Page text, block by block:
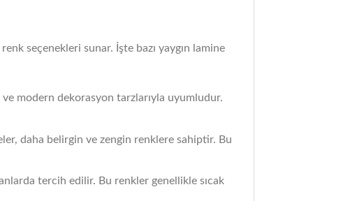
seçenekleri sunar. İşte bazı yaygın lamine
modern dekorasyon tarzlarıyla uyumludur.
daha belirgin ve zengin renklere sahiptir. Bu
tercih edilir. Bu renkler genellikle sıcak